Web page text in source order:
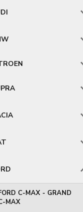
C-MAX - GRAND
MAX